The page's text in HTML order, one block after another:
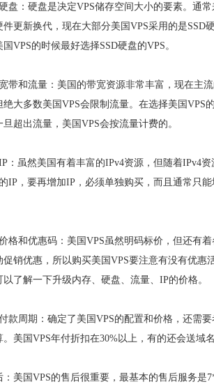
盘：硬盘是决定VPS储存空间大小的要素。通
更新换代，现在大部分美国VPS采用的是SSD
VPS的时候最好选择SSD硬盘的VPS。
带和流量：美国的带宽资源非常丰富，现在主
绝大多数美国VPS会限制流量。在选择美国
超出流量，美国VPS会按流量计费的。
：虽然美国有着丰富的IPv4资源，但随着IPv4
IP，要再增加IP，必须单独购买，而且通常只
格和优惠码：美国VPS虽然明码标价，但还有
促销优惠，所以购买美国VPS要注意有没有优
了解一下升级内存、硬盘、流量、IP的价格。
款周期：确定了美国VPS的配置和价格，还需
美国VPS年付折扣在30%以上，有的还会送域名
：美国VPS的售后很重要，最基本的售后服务